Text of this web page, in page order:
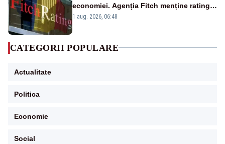
economiei. Agenția Fitch menține ratingul
„BBB-” cu perspectivă negativă
1 aug. 2026, 06:48
CATEGORII POPULARE
Actualitate
Politica
Economie
Social